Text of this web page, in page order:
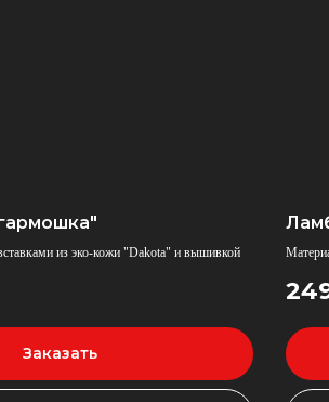
из эко-кожи "Dakota" и вышивкой
Заказать
самые